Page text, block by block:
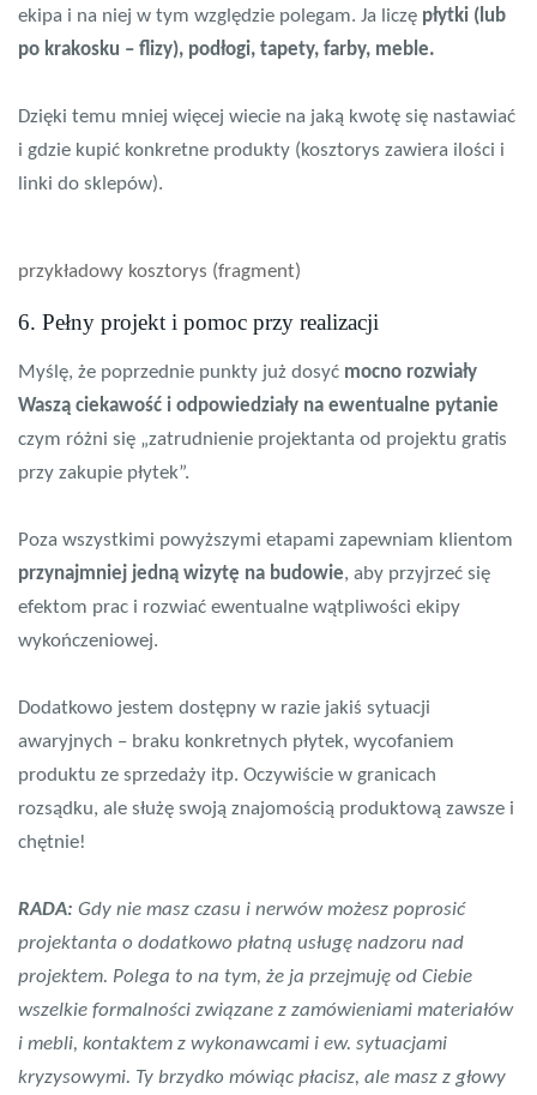
ekipa i na niej w tym względzie polegam. Ja liczę płytki (lub
po krakosku – flizy), podłogi, tapety, farby, meble.
Dzięki temu mniej więcej wiecie na jaką kwotę się nastawiać
i gdzie kupić konkretne produkty (kosztorys zawiera ilości i
linki do sklepów).
przykładowy kosztorys (fragment)
6. Pełny projekt i pomoc przy realizacji
Myślę, że poprzednie punkty już dosyć mocno rozwiały
Waszą ciekawość i odpowiedziały na ewentualne pytanie
czym różni się „zatrudnienie projektanta od projektu gratis
przy zakupie płytek”.
Poza wszystkimi powyższymi etapami zapewniam klientom
przynajmniej jedną wizytę na budowie, aby przyjrzeć się
efektom prac i rozwiać ewentualne wątpliwości ekipy
wykończeniowej.
Dodatkowo jestem dostępny w razie jakiś sytuacji
awaryjnych – braku konkretnych płytek, wycofaniem
produktu ze sprzedaży itp. Oczywiście w granicach
rozsądku, ale służę swoją znajomością produktową zawsze i
chętnie!
RADA: Gdy nie masz czasu i nerwów możesz poprosić
projektanta o dodatkowo płatną usługę nadzoru nad
projektem. Polega to na tym, że ja przejmuję od Ciebie
wszelkie formalności związane z zamówieniami materiałów
i mebli, kontaktem z wykonawcami i ew. sytuacjami
kryzysowymi. Ty brzydko mówiąc płacisz, ale masz z głowy